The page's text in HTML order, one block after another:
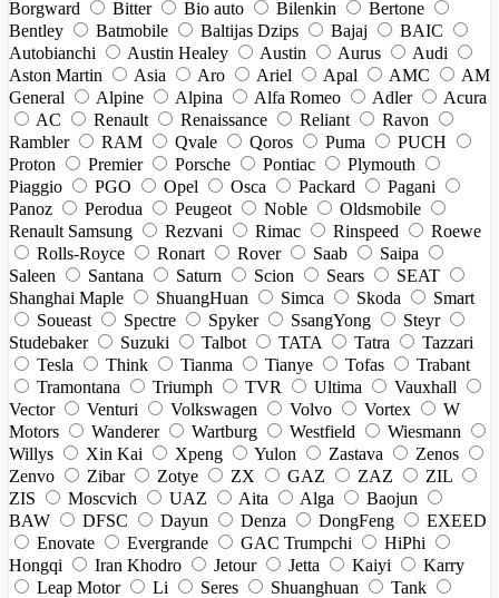
Borgward
Bitter Bio auto Bilenkin
Bertone
Bentley
Batmobile Baltijas Dzips Bajaj
BAIC
Autobianchi
Austin Healey Austin Aurus
Audi
Aston Martin
Asia Aro Ariel Apal AMC
AM
General
Alpine Alpina Alfa Romeo Adler
Acura
AC
Renault Renaissance Reliant
Ravon
Rambler
RAM Qvale Qoros Puma
PUCH
Proton
Premier Porsche Pontiac
Plymouth
Piaggio
PGO Opel Osca Packard
Pagani
Panoz
Perodua Peugeot Noble
Oldsmobile
Renault Samsung
Rezvani Rimac Rinspeed
Roewe
Rolls-Royce
Ronart Rover Saab
Saipa
Saleen
Santana Saturn Scion Sears
SEAT
Shanghai Maple
ShuangHuan Simca Skoda
Smart
Soueast
Spectre Spyker SsangYong
Steyr
Studebaker
Suzuki Talbot TATA Tatra
Tazzari
Tesla
Think Tianma Tianye Tofas
Trabant
Tramontana
Triumph TVR Ultima
Vauxhall
Vector
Venturi Volkswagen Volvo Vortex
W
Motors
Wanderer Wartburg Westfield
Wiesmann
Willys
Xin Kai Xpeng Yulon Zastava
Zenos
Zenvo
Zibar Zotye ZX GAZ ZAZ
ZIL
ZIS
Moscvich UAZ Aita Alga
Baojun
BAW
DFSC Dayun Denza DongFeng
EXEED
Enovate
Evergrande GAC Trumpchi
HiPhi
Hongqi
Iran Khodro Jetour Jetta Kaiyi
Karry
Leap Motor
Li Seres Shuanghuan
Tank